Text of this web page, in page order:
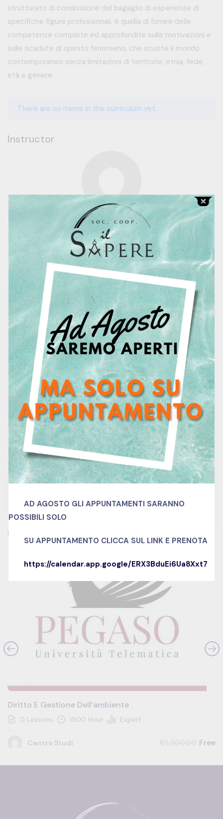
strutturato di condivisione del bagaglio di esperienze di
specifiche figure professionali, è quella di fornire delle
competenze complete ed approfondite sulle motivazioni e
sulle ricadute di questo fenomeno, che scuote il mondo
contemporaneo senza limitazioni di territorio, etnia, fede,
età e genere.
There are no items in the curriculum yet.
Instructor
Centro Studi
0.0 0 Reviews 2 Students 245 Courses
€1,200.00
Contact To Request
Duration 1500 hour
Lessons 0
Quizzes 0
Language Italiano
Skill level expert
Certificate no
Related Courses
Diritto E Gestione Dell’ambiente
0 Lessons 1500 Hour Expert
Centro Studi Free
AD AGOSTO GLI APPUNTAMENTI SARANNO
POSSIBILI SOLO
SU APPUNTAMENTO CLICCA SUL LINK E PRENOTA
https://calendar.app.google/ERX3BduEi6Ua8Xxt7